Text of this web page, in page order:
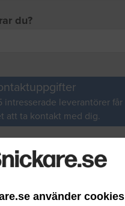
använder cookies
du?
intresserade leverantörer får
att ta kontakt med dig.